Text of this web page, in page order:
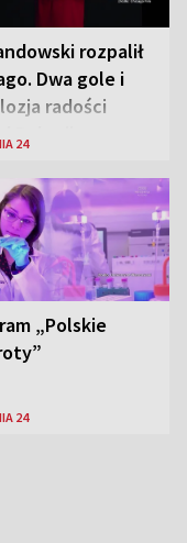
rozpalił
Dwa gole i
radości
Polonii
24
„Polskie
24